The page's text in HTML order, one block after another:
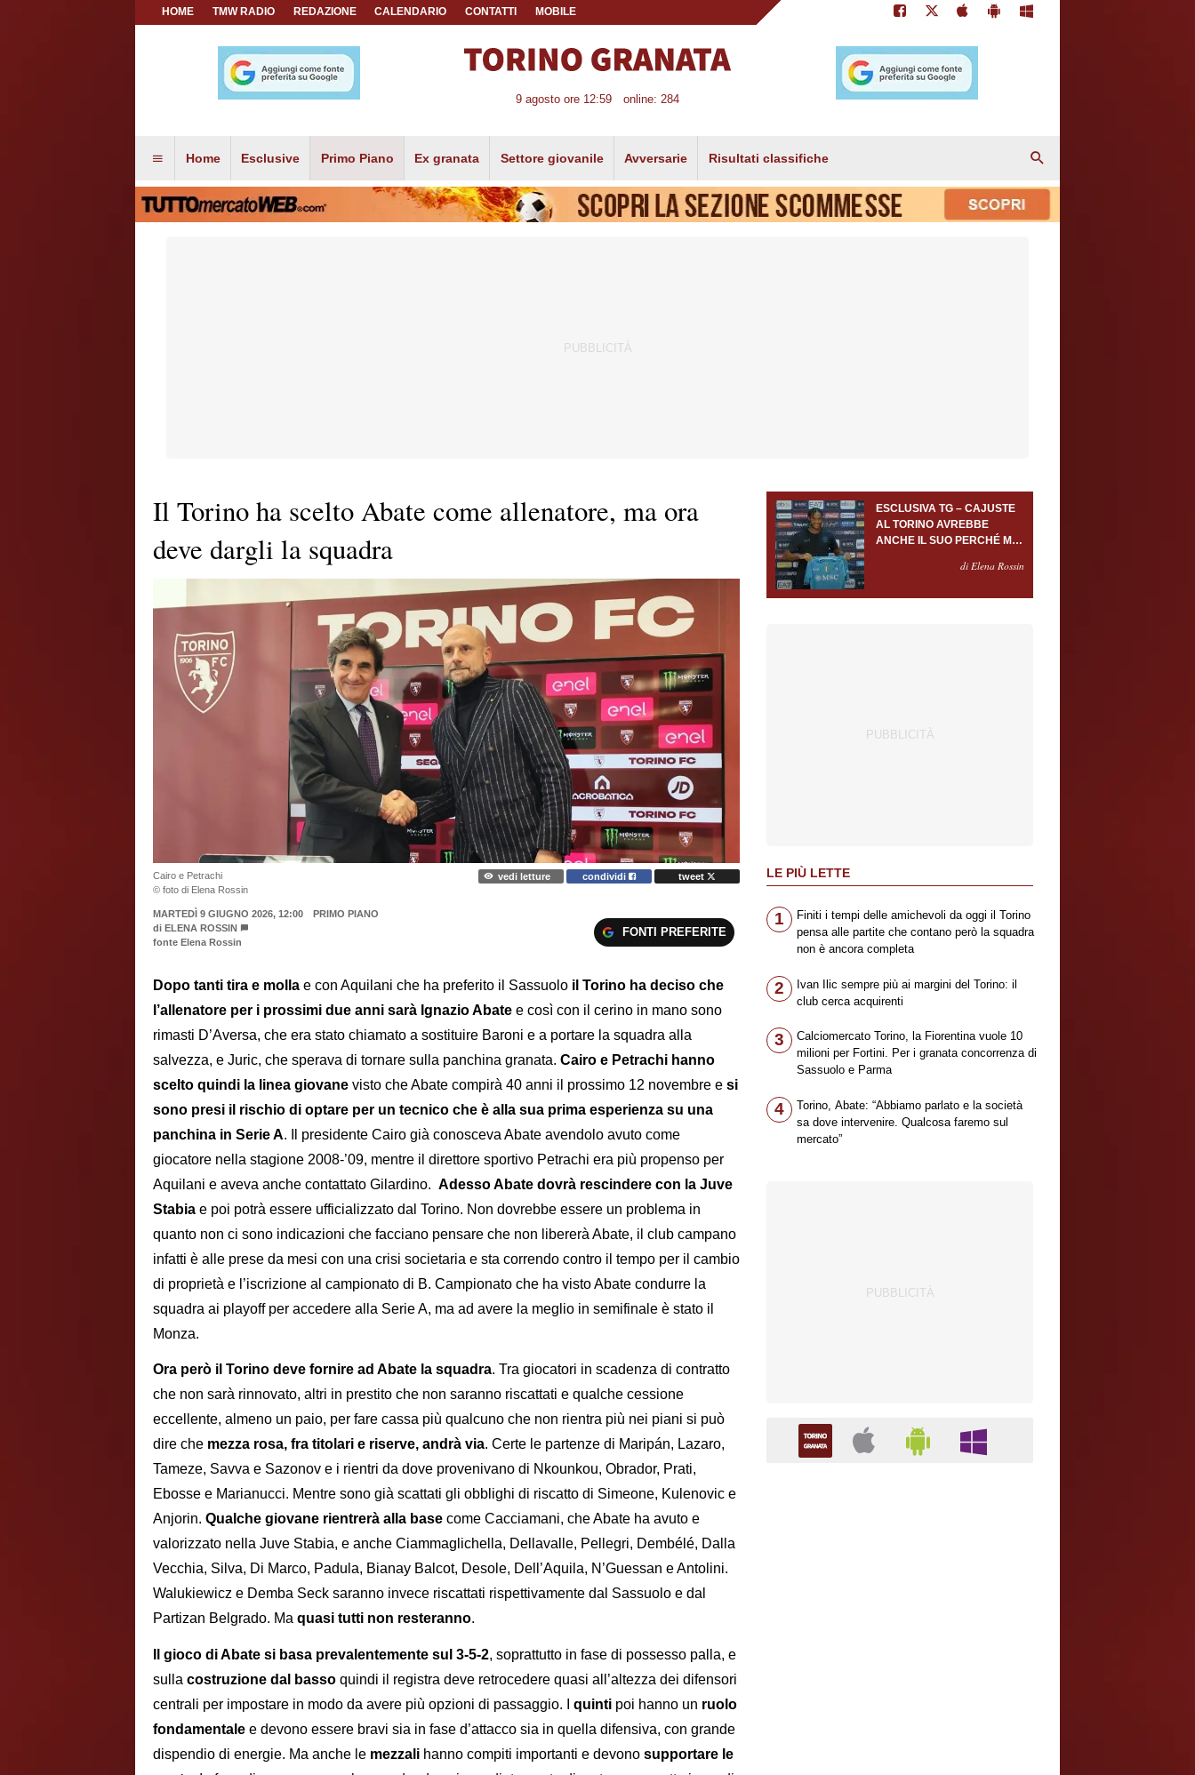
HOME TMW RADIO REDAZIONE CALENDARIO CONTATTI MOBILE
9 agosto ore 12:59 online: 284
Home Esclusive Primo Piano Ex granata Settore giovanile Avversarie Risultati classifiche
Il Torino ha scelto Abate come allenatore, ma ora
deve dargli la squadra
Cairo e Petrachi
© foto di Elena Rossin
vedi letture condividi tweet
MARTEDÌ 9 GIUGNO 2026, 12:00
PRIMO PIANO
di ELENA ROSSIN
fonte Elena Rossin
FONTI PREFERITE
Dopo tanti tira e molla e con Aquilani che ha preferito il Sassuolo il Torino ha deciso che
l’allenatore per i prossimi due anni sarà Ignazio Abate e così con il cerino in mano sono
rimasti D’Aversa, che era stato chiamato a sostituire Baroni e a portare la squadra alla
salvezza, e Juric, che sperava di tornare sulla panchina granata. Cairo e Petrachi hanno
scelto quindi la linea giovane visto che Abate compirà 40 anni il prossimo 12 novembre e si
sono presi il rischio di optare per un tecnico che è alla sua prima esperienza su una
panchina in Serie A. Il presidente Cairo già conosceva Abate avendolo avuto come
giocatore nella stagione 2008-’09, mentre il direttore sportivo Petrachi era più propenso per
Aquilani e aveva anche contattato Gilardino. Adesso Abate dovrà rescindere con la Juve
Stabia e poi potrà essere ufficializzato dal Torino. Non dovrebbe essere un problema in
quanto non ci sono indicazioni che facciano pensare che non libererà Abate, il club campano
infatti è alle prese da mesi con una crisi societaria e sta correndo contro il tempo per il cambio
di proprietà e l’iscrizione al campionato di B. Campionato che ha visto Abate condurre la
squadra ai playoff per accedere alla Serie A, ma ad avere la meglio in semifinale è stato il
Monza.
Ora però il Torino deve fornire ad Abate la squadra. Tra giocatori in scadenza di contratto
che non sarà rinnovato, altri in prestito che non saranno riscattati e qualche cessione
eccellente, almeno un paio, per fare cassa più qualcuno che non rientra più nei piani si può
dire che mezza rosa, fra titolari e riserve, andrà via. Certe le partenze di Maripán, Lazaro,
Tameze, Savva e Sazonov e i rientri da dove provenivano di Nkounkou, Obrador, Prati,
Ebosse e Marianucci. Mentre sono già scattati gli obblighi di riscatto di Simeone, Kulenovic e
Anjorin. Qualche giovane rientrerà alla base come Cacciamani, che Abate ha avuto e
valorizzato nella Juve Stabia, e anche Ciammaglichella, Dellavalle, Pellegri, Dembélé, Dalla
Vecchia, Silva, Di Marco, Padula, Bianay Balcot, Desole, Dell’Aquila, N’Guessan e Antolini.
Walukiewicz e Demba Seck saranno invece riscattati rispettivamente dal Sassuolo e dal
Partizan Belgrado. Ma quasi tutti non resteranno.
Il gioco di Abate si basa prevalentemente sul 3-5-2, soprattutto in fase di possesso palla, e
sulla costruzione dal basso quindi il registra deve retrocedere quasi all’altezza dei difensori
centrali per impostare in modo da avere più opzioni di passaggio. I quinti poi hanno un ruolo
fondamentale e devono essere bravi sia in fase d’attacco sia in quella difensiva, con grande
dispendio di energie. Ma anche le mezzali hanno compiti importanti e devono supportare le
ESCLUSIVA TG – CAJUSTE
AL TORINO AVREBBE
ANCHE IL SUO PERCHÉ MA
di Elena Rossin
LE PIÙ LETTE
1
Finiti i tempi delle amichevoli da oggi il Torino
pensa alle partite che contano però la squadra
non è ancora completa
2
Ivan Ilic sempre più ai margini del Torino: il
club cerca acquirenti
3
Calciomercato Torino, la Fiorentina vuole 10
milioni per Fortini. Per i granata concorrenza di
Sassuolo e Parma
4
Torino, Abate: “Abbiamo parlato e la società
sa dove intervenire. Qualcosa faremo sul
mercato”